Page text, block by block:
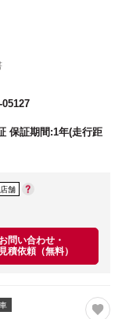
05127
保証期間:1年(走行距
舗
お問い合わせ・
見積依頼（無料）